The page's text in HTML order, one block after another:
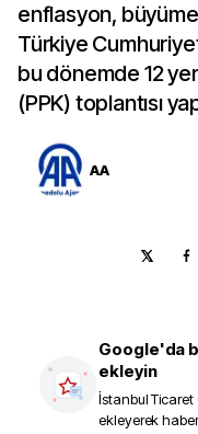
enflasyon,
Türkiye
bu dönemde 12
(PPK) toplantısı
AA
Google'da
ekleyin
İstanbul Ticaret
ekleyerek